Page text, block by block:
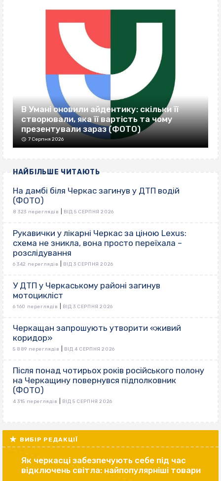
В Умані оновили айдентику: скільки її
створювали, яка її вартість та чому
презентували зараз (ФОТО)
7 Серпня 2026
НАЙБІЛЬШЕ ЧИТАЮТЬ
На дамбі біля Черкас загинув у ДТП водій
(ФОТО)
8 323 переглядів ВІД 5 СЕРПНЯ 2026
Рукавички у лікарні Черкас за ціною Lexus:
схема не зникла, вона просто переїхала –
розслідування
6 342 переглядів ВІД 3 СЕРПНЯ 2026
У ДТП у Черкаському районі загинув
мотоцикліст
6 160 переглядів ВІД 3 СЕРПНЯ 2026
Черкащан запрошують утворити «живий
коридор»
5 889 переглядів ВІД 4 СЕРПНЯ 2026
Після понад чотирьох років російського полону
на Черкащину повернувся підполковник
(ФОТО)
4 315 переглядів ВІД 5 СЕРПНЯ 2026
ВИБІР РЕДАКЦІЇ
Як черкасці забезпечують себе під час
відключень світла: найпопулярніші товари